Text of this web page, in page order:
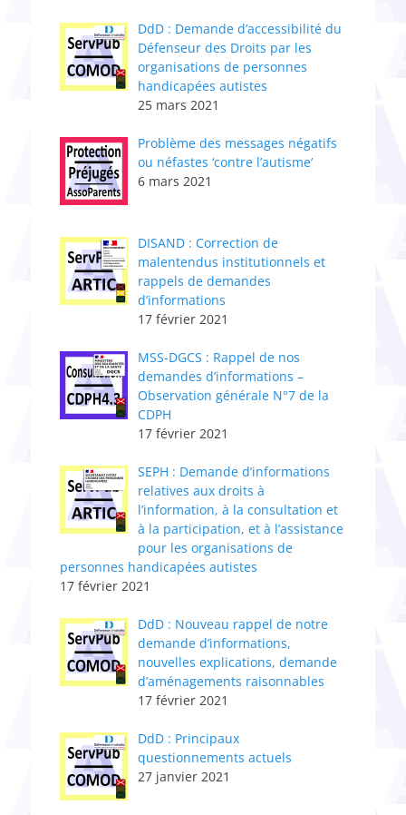
DdD : Demande d’accessibilité du
Défenseur des Droits par les
organisations de personnes
handicapées autistes
25 mars 2021
Problème des messages négatifs
ou néfastes ‘contre l’autisme’
6 mars 2021
DISAND : Correction de
malentendus institutionnels et
rappels de demandes
d’informations
17 février 2021
MSS-DGCS : Rappel de nos
demandes d’informations –
Observation générale N°7 de la
CDPH
17 février 2021
SEPH : Demande d’informations
relatives aux droits à
l’information, à la consultation et
à la participation, et à l’assistance
pour les organisations de
personnes handicapées autistes
17 février 2021
DdD : Nouveau rappel de notre
demande d’informations,
nouvelles explications, demande
d’aménagements raisonnables
17 février 2021
DdD : Principaux
questionnements actuels
27 janvier 2021